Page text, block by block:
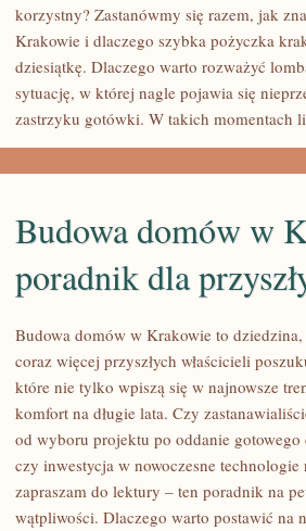
LOMBARD
korzystny? Zastanówmy się razem, jak
Krakowie i dlaczego szybka pożyczka
dziesiątkę. Dlaczego warto rozważyć
sytuację, w której nagle pojawia się
zastrzyku gotówki. W takich momentach
Budowa domów w
poradnik dla
Budowa domów w Krakowie to
coraz więcej przyszłych właścicieli
które nie tylko wpiszą się w najnowsze
komfort na długie lata. Czy
od wyboru projektu po oddanie
czy inwestycja w nowoczesne technologie
zapraszam do lektury – ten poradnik na
wątpliwości. Dlaczego warto postawić na